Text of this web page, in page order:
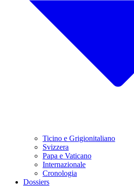
Ticino e Grigionitaliano
Svizzera
Papa e Vaticano
Internazionale
Cronologia
Dossiers